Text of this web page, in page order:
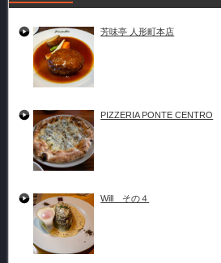
芳味亭 人形町本店
PIZZERIA PONTE CENTRO
Will その４